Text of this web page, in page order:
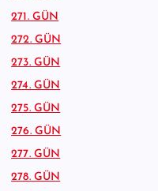
271. GÜN
272. GÜN
273. GÜN
274. GÜN
275. GÜN
276. GÜN
277. GÜN
278. GÜN